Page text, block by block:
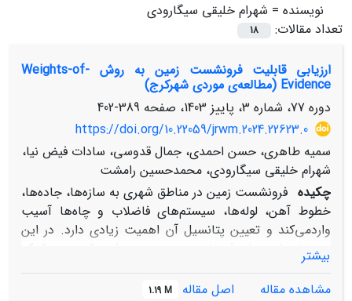
نویسنده = شهرام خلیقی سیگارودی
تعداد مقالات:
18
ارزیابی قابلیت فرونشست زمین به روش Weights-of-
Evidence (مطالعه‌ی موردی شهرکرج)
دوره 77، شماره 3، پاییز 1403، صفحه
389-402
https://doi.org/10.22059/jrwm.2024.22623.0
سمیه طاهری، حسن احمدی، جمال قدوسی، سادات فیض نیا،
شهرام خلیقی سیگارودی، محمدحسین رامشت
چکیده فرونشست زمین در مناطق شهری به سازه‌ها، جاده‌ها،
خطوط آهن، لوله‌ها، سیستم‌های فاضلاب و چاه‌ها آسیب
واردمی‌کند و تعیین پتانسیل آن اهمیت زیادی دارد. در این
پژوهش استعداد فرونشست زمین در شهر کرج به کمک
سیستم اطلاعات جغرافیایی و مدل وزن نشانگر(WoE)
مدلسازی‌شده‌است. بدین‌منظور نقشه‌ی فاکتورهای موثر بر
بیشتر
مشاهده مقاله
اصل مقاله 1.19 M